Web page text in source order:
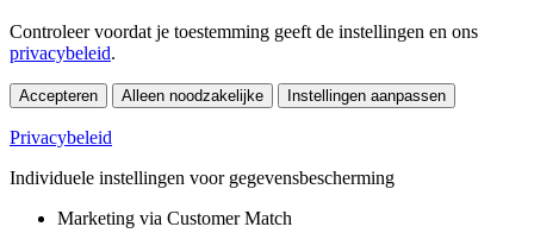
Controleer voordat je toestemming geeft de instellingen en ons
privacybeleid.
Accepteren Alleen noodzakelijke Instellingen aanpassen
Privacybeleid
Individuele instellingen voor gegevensbescherming
Marketing via Customer Match